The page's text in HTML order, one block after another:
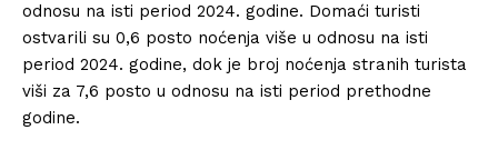
odnosu na isti period 2024. godine. Domaći turisti
ostvarili su 0,6 posto noćenja više u odnosu na isti
period 2024. godine, dok je broj noćenja stranih turista
viši za 7,6 posto u odnosu na isti period prethodne
godine.